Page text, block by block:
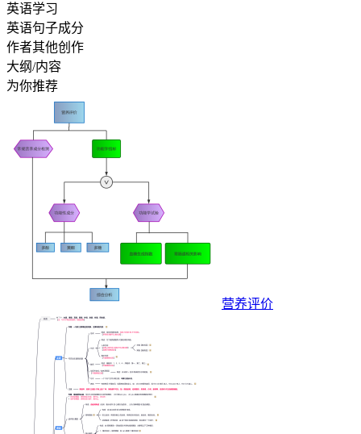
英语学习
英语句子成分
作者其他创作
大纲/内容
为你推荐
营养评价